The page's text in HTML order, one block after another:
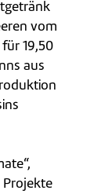
vom
19,50
aus
Projekte